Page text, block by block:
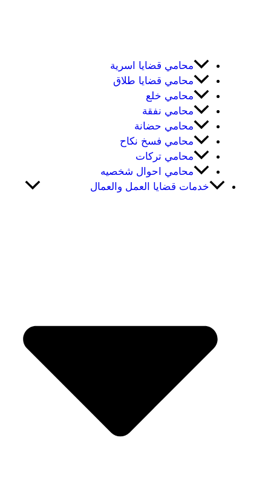
محامي قضايا اسرية
محامي قضايا طلاق
محامي خلع
محامي نفقة
محامي حضانة
محامي فسخ نكاح
محامي تركات
محامي احوال شخصيه
خدمات قضايا العمل والعمال